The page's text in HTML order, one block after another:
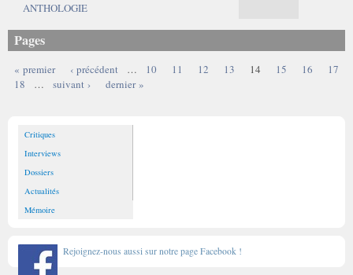
ANTHOLOGIE
Pages
« premier ‹ précédent … 10 11 12 13 14 15 16
17
18
… suivant › dernier »
Critiques
Interviews
Dossiers
Actualités
Mémoire
Rejoignez-nous aussi sur notre page Facebook !